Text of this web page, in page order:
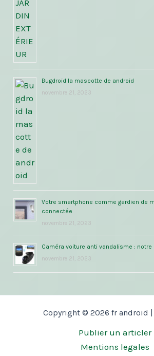
Bugdroid la mascotte de android
novembre 21, 2023
Votre smartphone comme gardien de
connectée
novembre 21, 2023
Caméra voiture anti vandalisme : notre
novembre 21, 2023
Copyright © 2026 fr android |
Publier un articler
Mentions legales